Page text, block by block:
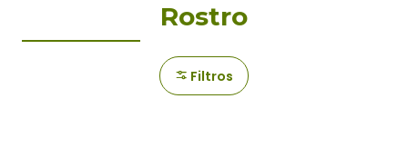
Rostro
Filtros